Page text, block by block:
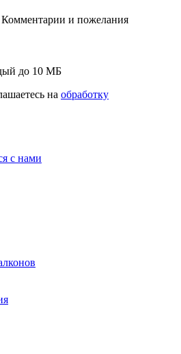
Комментарии и пожелания
до 10 МБ
на обработку
с нами